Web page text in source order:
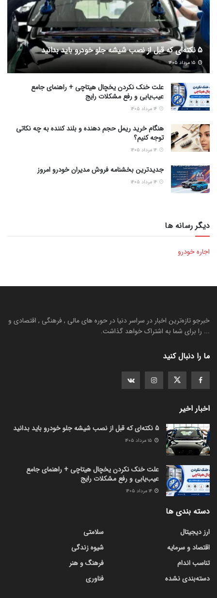
5 نکته‌ای که قبل از نصب شیشه جلو خودرو باید بدانید
علت خنک نکردن یخچال هیتاچی + راهنمای جامع
عیب‌یابی و رفع مشکلات رایج
هنگام خرید ریمل حجم دهنده و بلند کننده به چه نکاتی
توجه کنیم؟
جدیدترین بخشنامه فروش مدیران خودرو امروز
دیگر رسانه ها
اجاره خودرو
خبرجو تازه‌ترین اخبار در سراسر دنیا در حوره های مالی , فرهنگی , اقتصادی و
... را برای شما به اشتراک خواهد گذاشت.
ما را دنبال کنید
اخبار اخیر
5 نکته‌ای که قبل از نصب شیشه جلو خودرو باید بدانید
علت خنک نکردن یخچال هیتاچی + راهنمای جامع
عیب‌یابی و رفع مشکلات رایج
دسته بندی ها
ارز دیجیتال
اقتصاد و سرمایه
تناسب اندام
دسته‌بندی نشده
سلامتی
شیوه زندگی
فرهنگ و هنر
فناوری